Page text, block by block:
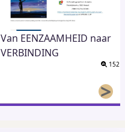
Van EENZAAMHEID naar
VERBINDING
152
>